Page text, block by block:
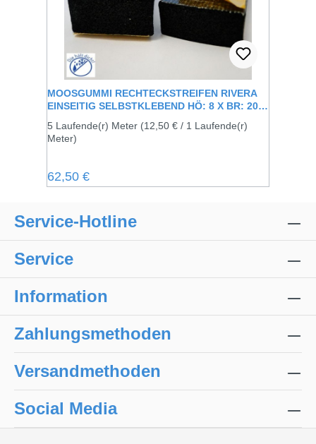
MOOSGUMMI RECHTECKSTREIFEN RIVERA
EINSEITIG SELBSTKLEBEND HÖ: 8 X BR: 20
5 Laufende(r) Meter (12,50 € / 1 Laufende(r)
Meter)
Regulärer Preis:
62,50 €
Service-Hotline
Service
Information
Zahlungsmethoden
Versandmethoden
Social Media